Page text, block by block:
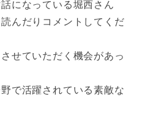
になっている堀西さん
んだりコメントしてくだ
せていただく機会があっ
で活躍されている素敵な